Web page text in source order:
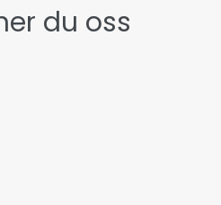
du oss